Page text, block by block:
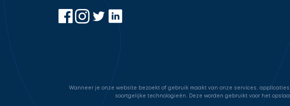
Wanneer je onze website bezoekt of gebruik maakt van onze services,
soortgelijke technologieën. Deze worden gebruikt voor het